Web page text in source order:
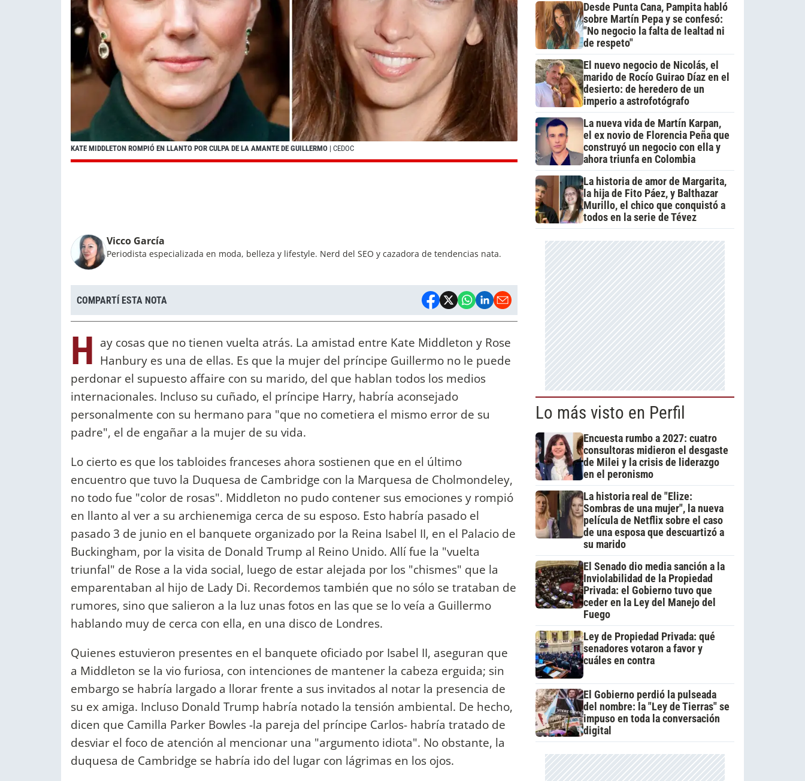
KATE MIDDLETON ROMPIÓ EN LLANTO POR CULPA DE LA AMANTE DE GUILLERMO | CEDOC
Vicco García
Periodista especializada en moda, belleza y lifestyle. Nerd del SEO y cazadora de tendencias nata.
COMPARTÍ ESTA NOTA
H ay cosas que no tienen vuelta atrás. La amistad entre Kate Middleton y Rose
Hanbury es una de ellas. Es que la mujer del príncipe Guillermo no le puede
perdonar el supuesto affaire con su marido, del que hablan todos los medios
internacionales. Incluso su cuñado, el príncipe Harry, habría aconsejado
personalmente con su hermano para "que no cometiera el mismo error de su
padre", el de engañar a la mujer de su vida.
Lo cierto es que los tabloides franceses ahora sostienen que en el último
encuentro que tuvo la Duquesa de Cambridge con la Marquesa de Cholmondeley,
no todo fue "color de rosas". Middleton no pudo contener sus emociones y rompió
en llanto al ver a su archienemiga cerca de su esposo. Esto habría pasado el
pasado 3 de junio en el banquete organizado por la Reina Isabel II, en el Palacio de
Buckingham, por la visita de Donald Trump al Reino Unido. Allí fue la "vuelta
triunfal" de Rose a la vida social, luego de estar alejada por los "chismes" que la
emparentaban al hijo de Lady Di. Recordemos también que no sólo se trataban de
rumores, sino que salieron a la luz unas fotos en las que se lo veía a Guillermo
hablando muy de cerca con ella, en una disco de Londres.
Quienes estuvieron presentes en el banquete oficiado por Isabel II, aseguran que
a Middleton se la vio furiosa, con intenciones de mantener la cabeza erguida; sin
embargo se habría largado a llorar frente a sus invitados al notar la presencia de
su ex amiga. Incluso Donald Trump habría notado la tensión ambiental. De hecho,
dicen que Camilla Parker Bowles -la pareja del príncipe Carlos- habría tratado de
desviar el foco de atención al mencionar una "argumento idiota". No obstante, la
duquesa de Cambridge se habría ido del lugar con lágrimas en los ojos.
Desde Punta Cana, Pampita habló
sobre Martín Pepa y se confesó:
"No negocio la falta de lealtad ni
de respeto"
El nuevo negocio de Nicolás, el
marido de Rocío Guirao Díaz en el
desierto: de heredero de un
imperio a astrofotógrafo
La nueva vida de Martín Karpan,
el ex novio de Florencia Peña que
construyó un negocio con ella y
ahora triunfa en Colombia
La historia de amor de Margarita,
la hija de Fito Páez, y Balthazar
Murillo, el chico que conquistó a
todos en la serie de Tévez
Lo más visto en Perfil
Encuesta rumbo a 2027: cuatro
consultoras midieron el desgaste
de Milei y la crisis de liderazgo
en el peronismo
La historia real de "Elize:
Sombras de una mujer", la nueva
película de Netflix sobre el caso
de una esposa que descuartizó a
su marido
El Senado dio media sanción a la
Inviolabilidad de la Propiedad
Privada: el Gobierno tuvo que
ceder en la Ley del Manejo del
Fuego
Ley de Propiedad Privada: qué
senadores votaron a favor y
cuáles en contra
El Gobierno perdió la pulseada
del nombre: la "Ley de Tierras" se
impuso en toda la conversación
digital